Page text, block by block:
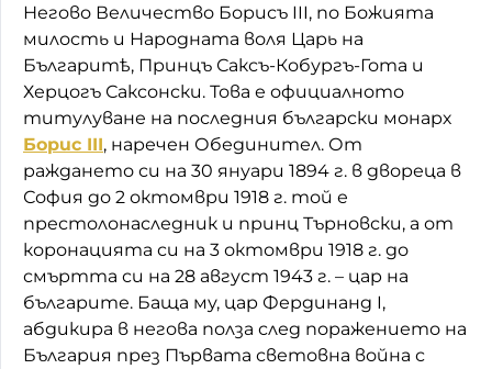
Негово Величество Борисъ III, по Божията
милость и Народната воля Царь на
Българитѣ, Принцъ Саксъ-Кобургъ-Гота и
Херцогъ Саксонски. Това е официалното
титулуване на последния български монарх
Борис III, наречен Обединител. От
раждането си на 30 януари 1894 г. в двореца в
София до 2 октомври 1918 г. той е
престолонаследник и принц Търновски, а от
коронацията си на 3 октомври 1918 г. до
смъртта си на 28 август 1943 г. – цар на
българите. Баща му, цар Фердинанд I,
абдикира в негова полза след поражението на
България през Първата световна война с